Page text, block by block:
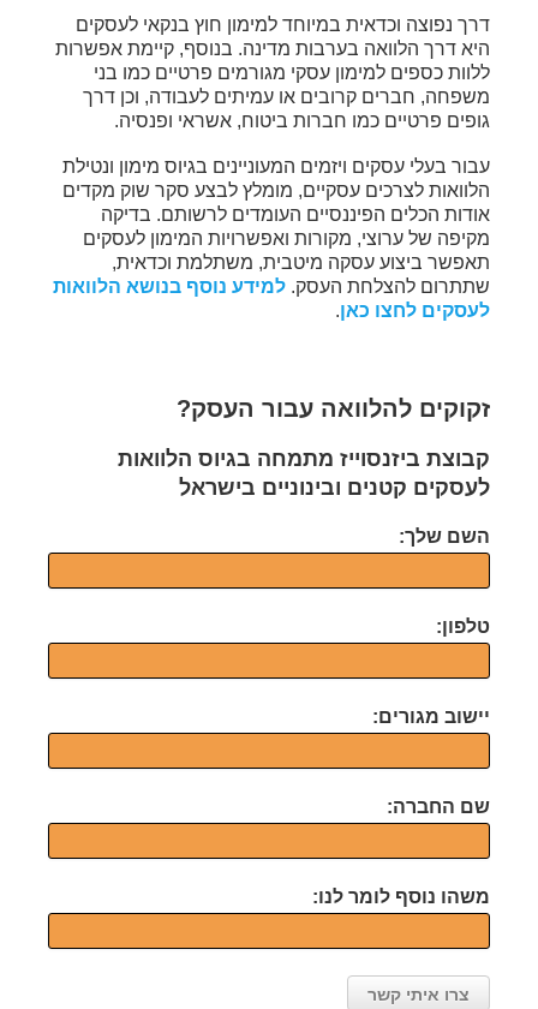
דרך נפוצה וכדאית במיוחד למימון חוץ בנקאי לעסקים
היא דרך הלוואה בערבות מדינה. בנוסף, קיימת אפשרות
ללוות כספים למימון עסקי מגורמים פרטיים כמו בני
משפחה, חברים קרובים או עמיתים לעבודה, וכן דרך
גופים פרטיים כמו חברות ביטוח, אשראי ופנסיה.
עבור בעלי עסקים ויזמים המעוניינים בגיוס מימון ונטילת
הלוואות לצרכים עסקיים, מומלץ לבצע סקר שוק מקדים
אודות הכלים הפיננסיים העומדים לרשותם. בדיקה
מקיפה של ערוצי, מקורות ואפשרויות המימון לעסקים
תאפשר ביצוע עסקה מיטבית, משתלמת וכדאית,
שתתרום להצלחת העסק. למידע נוסף בנושא הלוואות
לעסקים לחצו כאן.
זקוקים להלוואה עבור העסק?
קבוצת ביזנסוייז מתמחה בגיוס הלוואות
לעסקים קטנים ובינוניים בישראל
השם שלך:
טלפון:
יישוב מגורים:
שם החברה:
משהו נוסף לומר לנו: